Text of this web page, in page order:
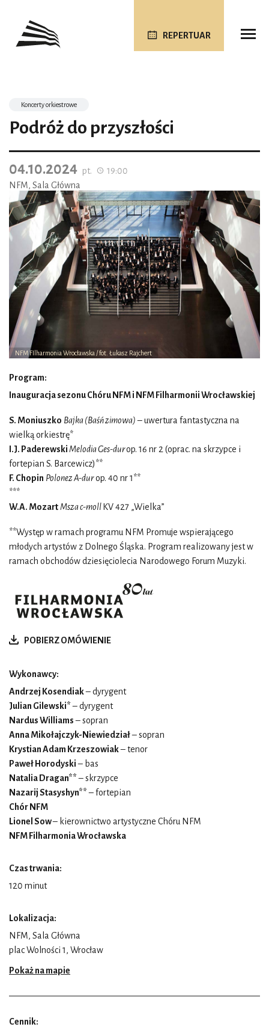
REPERTUAR
NFM FIlharmonia Wrocławska / fot. Łukasz Rajchert
Koncerty orkiestrowe
Podróż do przyszłości
04.10.2024 pt.
19:00
NFM, Sala Główna
Program:
Inauguracja sezonu Chóru NFM i NFM Filharmonii Wrocławskiej
S. Moniuszko Bajka (Baśń zimowa)– uwertura fantastyczna na
wielką orkiestrę*
I.J. PaderewskiMelodiaGes-durop. 16 nr 2 (oprac. na skrzypce i
fortepian S. Barcewicz)**
F. Chopin Polonez A-durop. 40 nr 1**
***
W.A. MozartMsza c-moll KV 427 „Wielka”
**Występ w ramach programu NFM Promuje wspierającego
młodych artystów z Dolnego Śląska. Program realizowany jest w
ramach obchodów dziesięciolecia Narodowego Forum Muzyki.
POBIERZ OMÓWIENIE
Wykonawcy:
Andrzej Kosendiak– dyrygent
Julian Gilewski*– dyrygent
Nardus Williams– sopran
Anna Mikołajczyk-Niewiedział– sopran
Krystian Adam Krzeszowiak– tenor
Paweł Horodyski– bas
Natalia Dragan**– skrzypce
Nazarij Stasyshyn**– fortepian
Chór NFM
Lionel Sow– kierownictwo artystyczne Chóru NFM
NFM Filharmonia Wrocławska
Czas trwania:
120 minut
Lokalizacja:
NFM, Sala Główna
plac Wolności 1, Wrocław
Pokaż na mapie
Cennik: